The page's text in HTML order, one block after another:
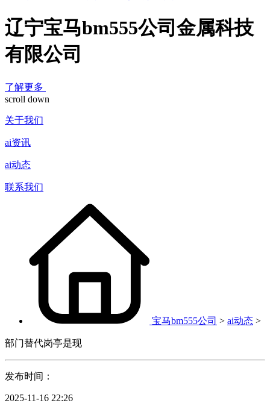
辽宁宝马bm555公司金属科技
有限公司
了解更多
scroll down
关于我们
ai资讯
ai动态
联系我们
宝马bm555公司 > ai动态 >
部门替代岗亭是现
发布时间：
2025-11-16 22:26